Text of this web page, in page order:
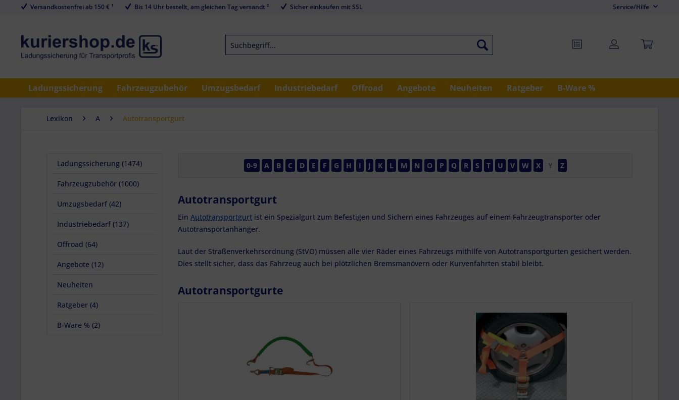
Versandkostenfrei ab 150 € ¹ Bis 14 Uhr bestellt, am gleichen Tag versandt ² Sicher einkaufen mit SSL Service/Hilfe
Ladungssicherung Fahrzeugzubehör Umzugsbedarf Industriebedarf Offroad Angebote Neuheiten Ratgeber B-Ware %
Lexikon A Autotransportgurt
Ladungssicherung (1474)
Fahrzeugzubehör (1000)
Umzugsbedarf (42)
Industriebedarf (137)
Offroad (64)
Angebote (12)
Neuheiten
Ratgeber (4)
B-Ware % (2)
0-9 A B C D E F G H I J K L M N O P Q R S T U V W X Y Z
Autotransportgurt
Ein Autotransportgurt ist ein Spezialgurt zum Befestigen und Sichern eines Fahrzeuges auf einem Fahrzeugtransporter oder
Autotransportanhänger.
Laut der Straßenverkehrsordnung (StVO) müssen alle vier Räder eines Fahrzeugs mithilfe von Autotransportgurten gesichert werden.
Dies stellt sicher, dass das Fahrzeug auch bei plötzlichen Bremsmanövern oder Kurvenfahrten stabil bleibt.
Autotransportgurte